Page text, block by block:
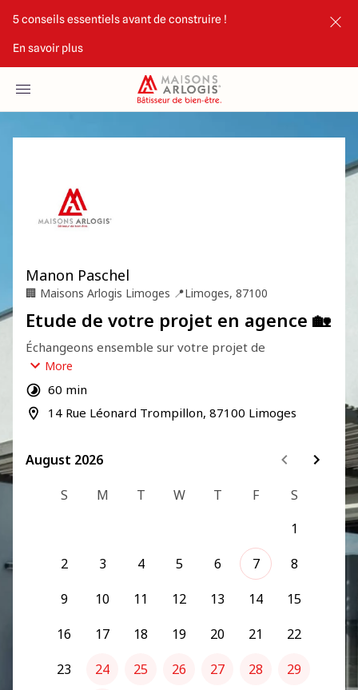
5 conseils essentiels avant de construire !
En savoir plus
Votre projet
Maisons ARLOGIS Limoges
14 Rue Léonard Trompillon
87100 Limoges
4.8